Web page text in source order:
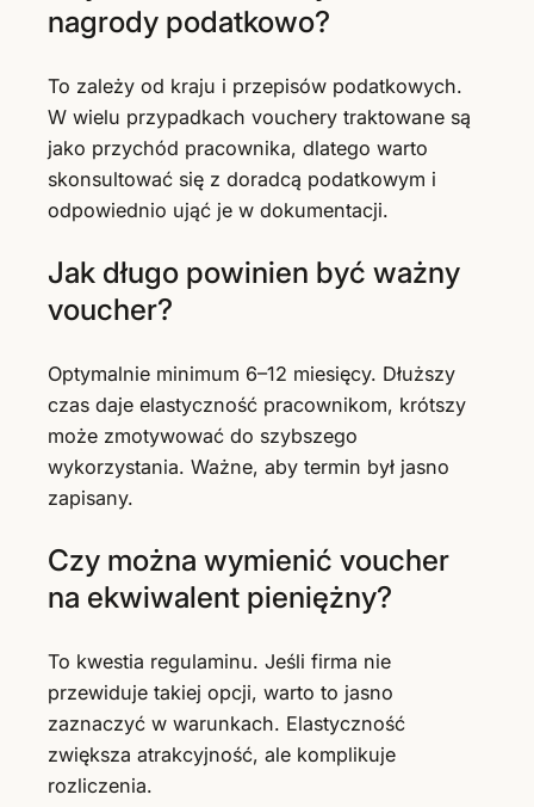
nagrody podatkowo?
To zależy od kraju i przepisów podatkowych.
W wielu przypadkach vouchery traktowane są
jako przychód pracownika, dlatego warto
skonsultować się z doradcą podatkowym i
odpowiednio ująć je w dokumentacji.
Jak długo powinien być ważny
voucher?
Optymalnie minimum 6–12 miesięcy. Dłuższy
czas daje elastyczność pracownikom, krótszy
może zmotywować do szybszego
wykorzystania. Ważne, aby termin był jasno
zapisany.
Czy można wymienić voucher
na ekwiwalent pieniężny?
To kwestia regulaminu. Jeśli firma nie
przewiduje takiej opcji, warto to jasno
zaznaczyć w warunkach. Elastyczność
zwiększa atrakcyjność, ale komplikuje
rozliczenia.